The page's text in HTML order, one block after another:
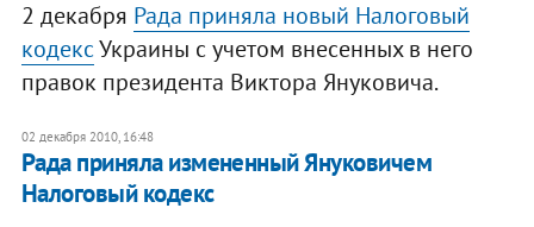
2 декабря Рада приняла новый Налоговый
кодексУкраины с учетом внесенных в него
правок президента Виктора Януковича.​
02 декабря 2010, 16:48
Рада приняла измененный Януковичем
Налоговый кодекс